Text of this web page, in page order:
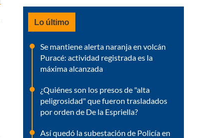
Lo último
Se mantiene alerta naranja en volcán
Puracé: actividad registrada es la
máxima alcanzada
¿Quiénes son los presos de "alta
peligrosidad" que fueron trasladados
por orden de De la Espriella?
Así quedó la subestación de Policía en